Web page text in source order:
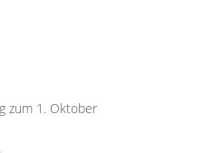
zum 1. Oktober